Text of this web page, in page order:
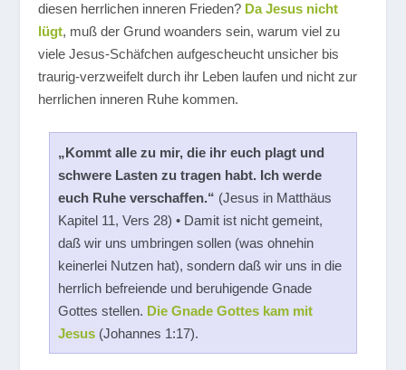
diesen herrlichen inneren Frieden? Da Jesus nicht
lügt, muß der Grund woanders sein, warum viel zu
viele Jesus-Schäfchen aufgescheucht unsicher bis
traurig-verzweifelt durch ihr Leben laufen und nicht zur
herrlichen inneren Ruhe kommen.
„Kommt alle zu mir, die ihr euch plagt und
schwere Lasten zu tragen habt. Ich werde
euch Ruhe verschaffen.“ (Jesus in Matthäus
Kapitel 11, Vers 28) • Damit ist nicht gemeint,
daß wir uns umbringen sollen (was ohnehin
keinerlei Nutzen hat), sondern daß wir uns in die
herrlich befreiende und beruhigende Gnade
Gottes stellen. Die Gnade Gottes kam mit
Jesus(Johannes 1:17).